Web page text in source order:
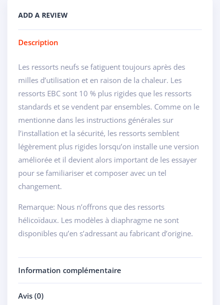
ADD A REVIEW
Description
Les ressorts neufs se fatiguent toujours après des
milles d’utilisation et en raison de la chaleur. Les
ressorts EBC sont 10 % plus rigides que les ressorts
standards et se vendent par ensembles. Comme on le
mentionne dans les instructions générales sur
l’installation et la sécurité, les ressorts semblent
légèrement plus rigides lorsqu’on installe une version
améliorée et il devient alors important de les essayer
pour se familiariser et composer avec un tel
changement.
Remarque: Nous n’offrons que des ressorts
hélicoïdaux. Les modèles à diaphragme ne sont
disponibles qu’en s’adressant au fabricant d’origine.
Information complémentaire
Avis (0)